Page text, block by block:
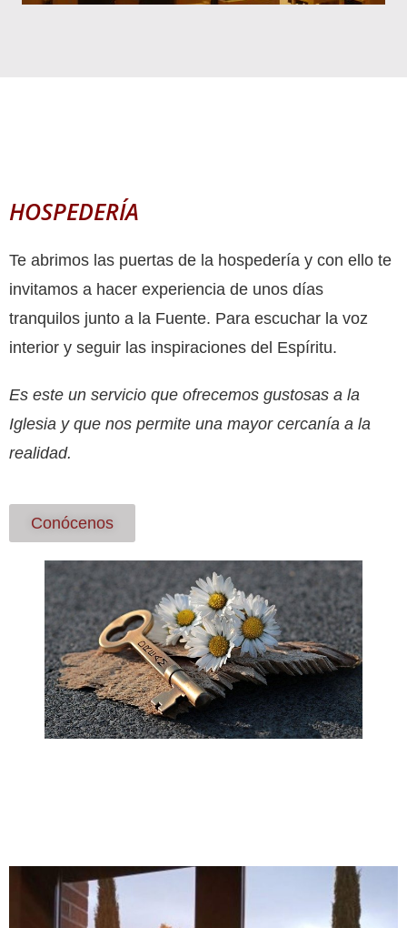
HOSPEDERÍA
Te abrimos las puertas de la hospedería y con ello te
invitamos a hacer experiencia de unos días
tranquilos junto a la Fuente. Para escuchar la voz
interior y seguir las inspiraciones del Espíritu.
Es este un servicio que ofrecemos gustosas a la
Iglesia y que nos permite una mayor cercanía a la
realidad.
Conócenos